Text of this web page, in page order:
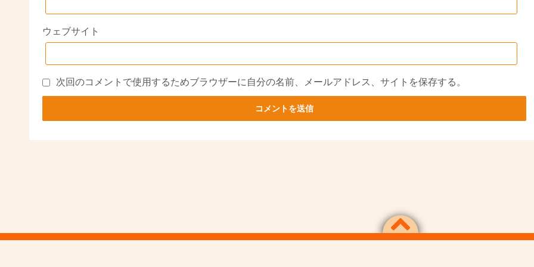
ウェブサイト
次回のコメントで使用するためブラウザーに自分の名前、メールアドレス、サイトを保存する。